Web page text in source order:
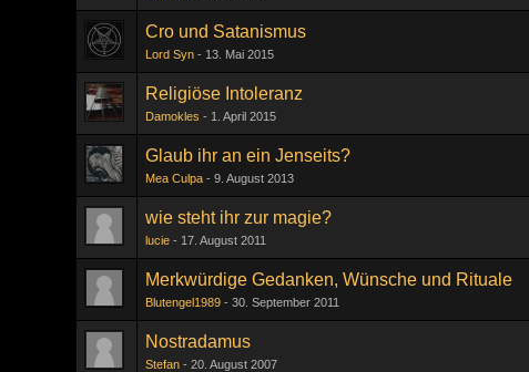
Cro und Satanismus
Lord Syn 13. Mai 2015
Religiöse Intoleranz
Damokles 1. April 2015
Glaub ihr an ein Jenseits?
Mea Culpa 9. August 2013
wie steht ihr zur magie?
lucie 17. August 2011
Merkwürdige Gedanken, Wünsche und Rituale
Blutengel1989 30. September 2011
Nostradamus
Stefan 20. August 2007